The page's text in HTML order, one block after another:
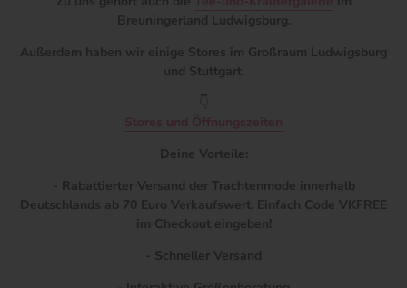
Breuningerland Ludwigsburg.
Außerdem haben wir einige Stores im Großraum Ludwigsburg
und Stuttgart.
Stores und Öffnungszeiten
Deine Vorteile:
- Rabattierter Versand der Trachtenmode innerhalb
Deutschlands ab 70 Euro Verkaufswert. Einfach Code VKFREE
im Checkout eingeben!
- Schneller Versand